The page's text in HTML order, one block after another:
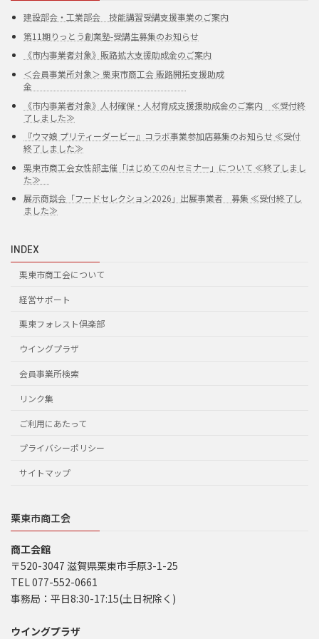
建設部会・工業部会 技能講習受講支援事業のご案内
第11期りっとう創業塾-受講生募集のお知らせ
《市内事業者対象》販路拡大支援助成金のご案内
＜会員事業所対象＞ 栗東市商工会 販路開拓支援助成
金
《市内事業者対象》人材確保・人材育成支援援助成金のご案内 ≪受付終
了しました≫
『ウマ娘 プリティーダービー』コラボ事業参加店募集のお知らせ ≪受付
終了しました≫
栗東市商工会女性部主催「はじめてのAIセミナー」について ≪終了しまし
た≫
展示商談会「フードセレクション2026」出展事業者 募集 ≪受付終了し
ました≫
INDEX
栗東市商工会について
経営サポート
栗東フォレスト倶楽部
ウイングプラザ
会員事業所検索
リンク集
ご利用にあたって
プライバシーポリシー
サイトマップ
栗東市商工会
商工会館
〒520-3047 滋賀県栗東市手原3-1-25
TEL 077-552-0661
事務局：平日8:30-17:15(土日祝除く)
ウイングプラザ